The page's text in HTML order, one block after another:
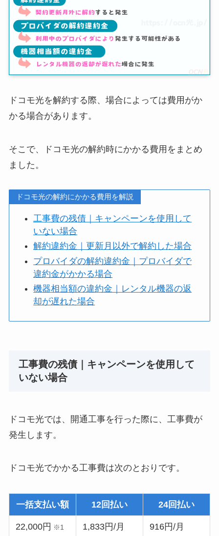
ドコモ光を解約する際、場合によっては費用がか
かる場合があります。
そこで、ドコモ光の解約時にかかる費用をまとめ
ました。
ドコモ光の解約にかかる費用を解説
工事費の残債｜キャンペーンを使用して
いない場合
解約違約金｜更新月以外で解約した場合
プロバイダの解約違約金｜プロバイダで
違約金がかかる場合
機器相当額の違約金｜レンタル機器の返
却が遅れた場合
工事費の残債｜キャンペーンを使用して
いない場合
ドコモ光では、開通工事を行った際に、工事費が
発生します。
ドコモ光でかかる工事費は次のとおりです。
一括支払い額 12回払い 24回払い
22,000円 ※1 1,833円/月 916円/月